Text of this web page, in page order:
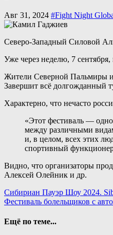
Авг 31, 2024 #Fight Night
Северо-Западный Силовой
Уже через неделю, 7
Жители Северной Пальмиры и
Завершит всё
Характерно, что нечасто
«Этот фестиваль —
между различными
и, в целом, всех этих
спортивный
Видно, что организаторы
Алексей Олейник и др.
Навигация
по
записям
Сибириан Пауэр Шоу 2024.
Фестиваль болельщиков с
Ещё по теме...